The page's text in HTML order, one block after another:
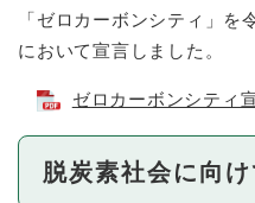
「ゼロカーボンシティ」を
において宣言しました。
ゼロカーボンシティ
脱炭素社会に向